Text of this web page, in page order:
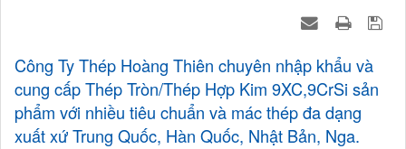
Công Ty Thép Hoàng Thiên chuyên nhập khẩu và
cung cấp Thép Tròn/Thép Hợp Kim 9XC,9CrSi sản
phẩm với nhiều tiêu chuẩn và mác thép đa dạng
xuất xứ Trung Quốc, Hàn Quốc, Nhật Bản, Nga.